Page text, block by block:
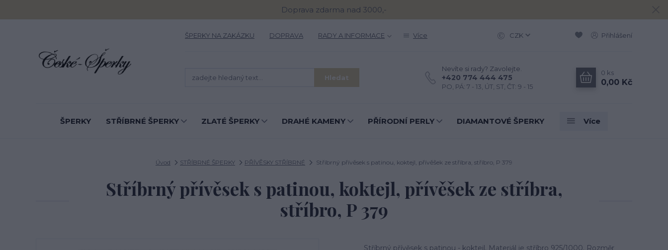
Doprava zdarma nad 3000,-
ŠPERKY NA ZAKÁZKU DOPRAVA RADY A INFORMACE Více CZK Přihlášení
Hledat
Nevíte si rady? Zavolejte.
+420 774 444 475
PO, PÁ: 7 - 13, ÚT, ST, ČT: 9 - 15
0 ks
0,00 Kč
ŠPERKY STŘÍBRNÉ ŠPERKY ZLATÉ ŠPERKY DRAHÉ KAMENY PŘÍRODNÍ PERLY DIAMANTOVÉ ŠPERKY Více
Úvod STŘÍBRNÉ ŠPERKY PŘÍVĚSKY STŘÍBRNÉ Stříbrný přívěsek s patinou, koktejl, přívěšek ze stříbra, stříbro, P 379
Stříbrný přívěsek s patinou, koktejl, přívěšek ze stříbra,
stříbro, P 379
Stříbrný přívěsek s patinou - koktejl. Materiál je stříbro 925/1000. Rozměr